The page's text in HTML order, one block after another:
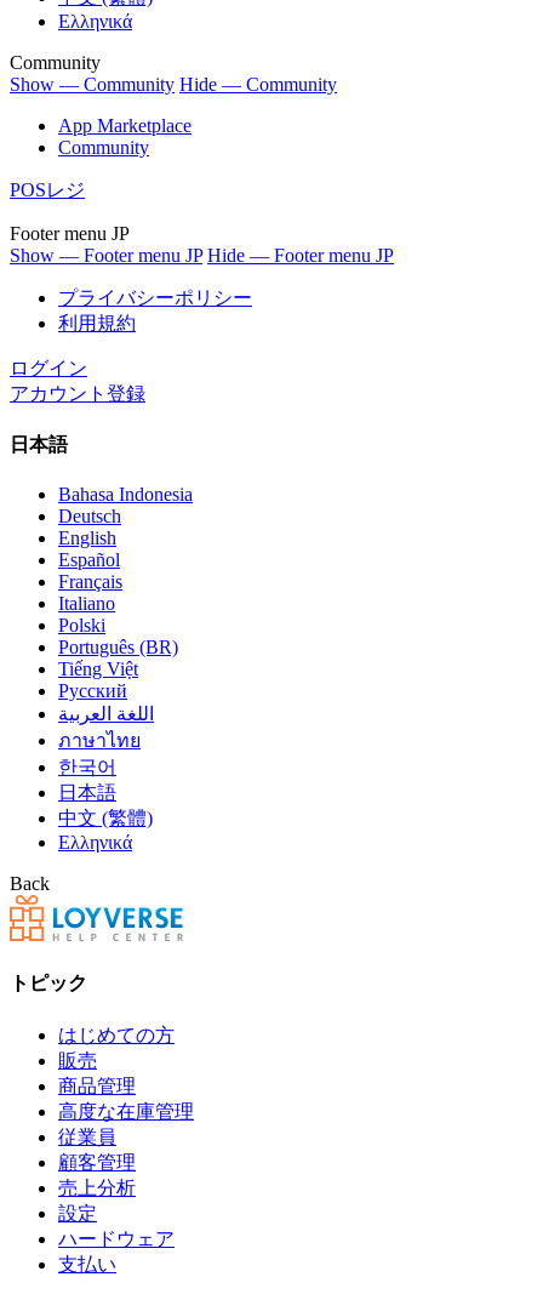
Ελληνικά
Community
Show — Community Hide — Community
App Marketplace
Community
POSレジ
Footer menu JP
Show — Footer menu JP Hide — Footer menu JP
プライバシーポリシー
利用規約
ログイン
アカウント登録
日本語
Bahasa Indonesia
Deutsch
English
Español
Français
Italiano
Polski
Português (BR)
Tiếng Việt
Русский
اللغة العربية
ภาษาไทย
한국어
日本語
中文 (繁體)
Ελληνικά
Back
トピック
はじめての方
販売
商品管理
高度な在庫管理
従業員
顧客管理
売上分析
設定
ハードウェア
支払い